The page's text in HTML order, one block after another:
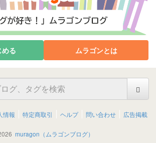
る ムラゴンとは
情報 特定商取引 ヘルプ 問い合わせ 広告掲載
muragon（ムラゴンブログ）